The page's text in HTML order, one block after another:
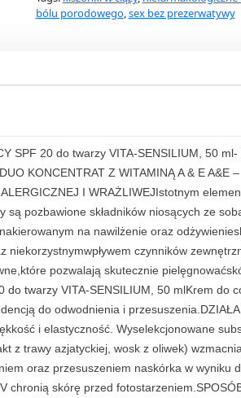
c
i
e
s
t
a
w
R
e
g
e
n
e
r
u
bólu porodowego,sex bez prezerwatywy
SPF 20 do twarzy VITA-SENSILIUM, 50
KONCENTRAT Z WITAMINĄ A & E A&E
I WRAŻLIWEJIstotnym
pozbawione składników niosących ze
na nawilżenie oraz
czynników
pozwalają skutecznie
do twarzy VITA-SENSILIUM, 50 mlKrem do
do odwodnienia i
i elastyczność. Wyselekcjonowane
z trawy azjatyckiej, wosk z oliwek)
oraz przesuszeniem naskórka w wyniku
chronią skórę przed